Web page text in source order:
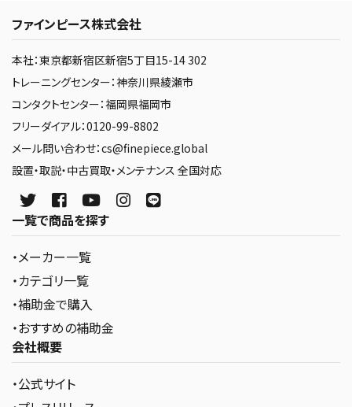
ファインピース株式会社
本社：東京都新宿区新宿5丁目15-14 302
トレーニングセンター：神奈川県綾瀬市
コンタクトセンター：福岡県福岡市
フリーダイアル：0120-99-8802
メール問い合わせ：cs@finepiece.global
設置・取説・中古買取・メンテナンス 全国対応
一覧で商品を探す
・メーカー一覧
・カテゴリ一覧
・補助金で購入
・おすすめの補助金
会社概要
・公式サイト